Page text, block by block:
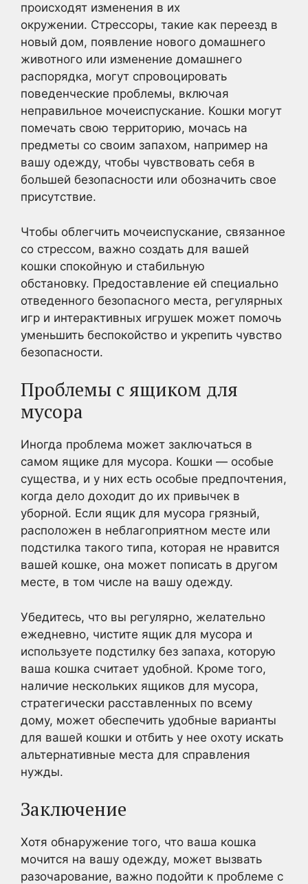
происходят изменения в их
окружении. Стрессоры, такие как переезд в
новый дом, появление нового домашнего
животного или изменение домашнего
распорядка, могут спровоцировать
поведенческие проблемы, включая
неправильное мочеиспускание. Кошки могут
помечать свою территорию, мочась на
предметы со своим запахом, например на
вашу одежду, чтобы чувствовать себя в
большей безопасности или обозначить свое
присутствие.
Чтобы облегчить мочеиспускание, связанное
со стрессом, важно создать для вашей
кошки спокойную и стабильную
обстановку. Предоставление ей специально
отведенного безопасного места, регулярных
игр и интерактивных игрушек может помочь
уменьшить беспокойство и укрепить чувство
безопасности.
Проблемы с ящиком для
мусора
Иногда проблема может заключаться в
самом ящике для мусора. Кошки — особые
существа, и у них есть особые предпочтения,
когда дело доходит до их привычек в
уборной. Если ящик для мусора грязный,
расположен в неблагоприятном месте или
подстилка такого типа, которая не нравится
вашей кошке, она может пописать в другом
месте, в том числе на вашу одежду.
Убедитесь, что вы регулярно, желательно
ежедневно, чистите ящик для мусора и
используете подстилку без запаха, которую
ваша кошка считает удобной. Кроме того,
наличие нескольких ящиков для мусора,
стратегически расставленных по всему
дому, может обеспечить удобные варианты
для вашей кошки и отбить у нее охоту искать
альтернативные места для справления
нужды.
Заключение
Хотя обнаружение того, что ваша кошка
мочится на вашу одежду, может вызвать
разочарование, важно подойти к проблеме с